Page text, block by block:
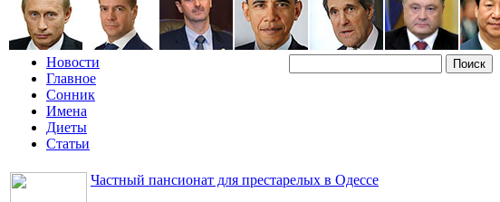
Новости
Главное
Сонник
Имена
Диеты
Статьи
Частный пансионат для престарелых в Одессе